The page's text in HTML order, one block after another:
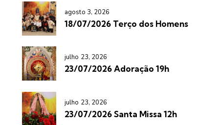
agosto 3, 2026
18/07/2026 Terço dos Homens
julho 23, 2026
23/07/2026 Adoração 19h
julho 23, 2026
23/07/2026 Santa Missa 12h